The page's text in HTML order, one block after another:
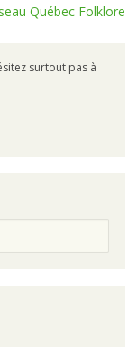
Québec Folklore
surtout pas à